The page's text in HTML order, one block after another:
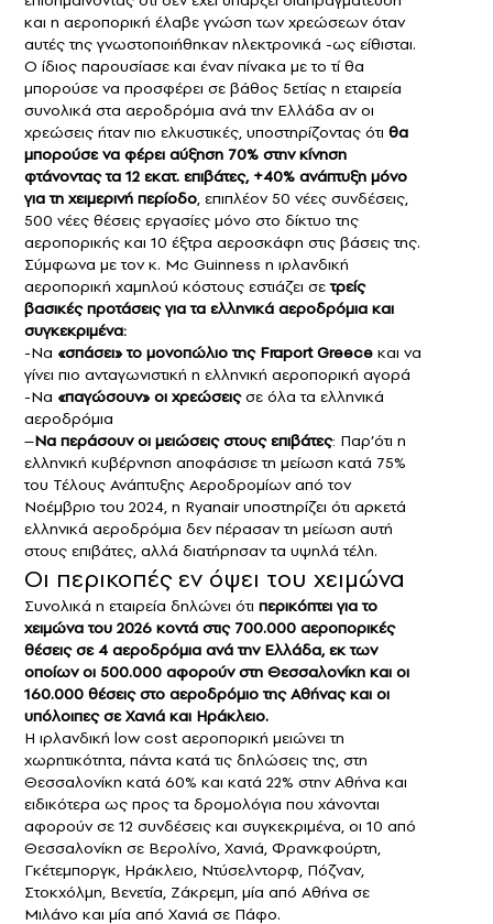
και η αεροπορική έλαβε γνώση των χρεώσεων όταν
αυτές της γνωστοποιήθηκαν ηλεκτρονικά -ως είθισται.
Ο ίδιος παρουσίασε και έναν πίνακα με το τί θα
μπορούσε να προσφέρει σε βάθος 5ετίας η εταιρεία
συνολικά στα αεροδρόμια ανά την Ελλάδα αν οι
χρεώσεις ήταν πιο ελκυστικές, υποστηρίζοντας ότι θα
μπορούσε να φέρει αύξηση 70% στην κίνηση
φτάνοντας τα 12 εκατ. επιβάτες, +40% ανάπτυξη μόνο
για τη χειμερινή περίοδο, επιπλέον 50 νέες συνδέσεις,
500 νέες θέσεις εργασίες μόνο στο δίκτυο της
αεροπορικής και 10 έξτρα αεροσκάφη στις βάσεις της.
Σύμφωνα με τον κ. Mc Guinness η ιρλανδική
αεροπορική χαμηλού κόστους εστιάζει σετρείς
βασικές προτάσεις για τα ελληνικά αεροδρόμια και
συγκεκριμένα:
-Να «σπάσει» το μονοπώλιο της Fraport Greece και να
γίνει πιο ανταγωνιστική η ελληνική αεροπορική αγορά
-Να «παγώσουν» οι χρεώσειςσε όλα τα ελληνικά
αεροδρόμια
–Να περάσουν οι μειώσεις στους επιβάτες: Παρ’ότι η
ελληνική κυβέρνηση αποφάσισε τη μείωση κατά 75%
του Τέλους Ανάπτυξης Αεροδρομίων από τον
Νοέμβριο του 2024, η Ryanair υποστηρίζει ότι αρκετά
ελληνικά αεροδρόμια δεν πέρασαν τη μείωση αυτή
στους επιβάτες, αλλά διατήρησαν τα υψηλά τέλη.
Οι περικοπές εν όψει του χειμώνα
Συνολικά η εταιρεία δηλώνει ότι περικόπτει για το
χειμώνα του 2026 κοντά στις 700.000 αεροπορικές
θέσεις σε 4 αεροδρόμια ανά την Ελλάδα, εκ των
οποίων οι 500.000 αφορούν στη Θεσσαλονίκη και οι
160.000 θέσεις στο αεροδρόμιο της Αθήνας και οι
υπόλοιπες σε Χανιά και Ηράκλειο.
Η ιρλανδική low cost αεροπορική μειώνει τη
χωρητικότητα, πάντα κατά τις δηλώσεις της, στη
Θεσσαλονίκη κατά 60% και κατά 22% στην Αθήνα και
ειδικότερα ως προς τα δρομολόγια που χάνονται
αφορούν σε 12 συνδέσεις και συγκεκριμένα, οι 10 από
Θεσσαλονίκη σε Βερολίνο, Χανιά, Φρανκφούρτη,
Γκέτεμποργκ, Ηράκλειο, Nτύσελντορφ, Πόζναν,
Στοκχόλμη, Βενετία, Ζάκρεμπ, μία από Αθήνα σε
Μιλάνο και μία από Χανιά σε Πάφο.